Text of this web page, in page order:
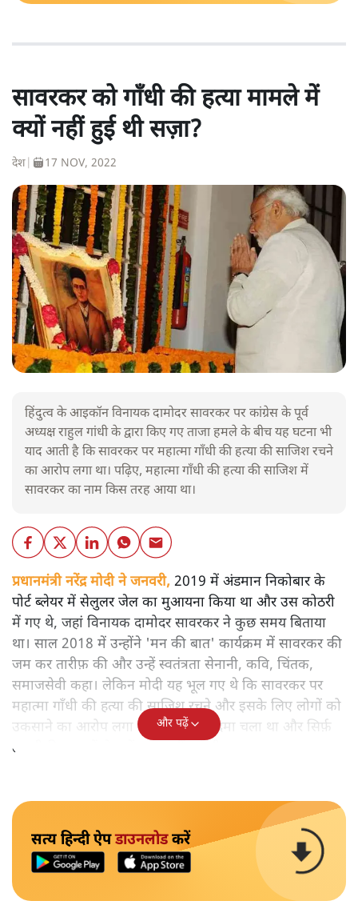
सावरकर को गाँधी की हत्या मामले में
क्यों नहीं हुई थी सज़ा?
देश 17 NOV, 2022
हिंदुत्व के आइकॉन विनायक दामोदर सावरकर पर कांग्रेस के पूर्व
अध्यक्ष राहुल गांधी के द्वारा किए गए ताजा हमले के बीच यह घटना भी
याद आती है कि सावरकर पर महात्मा गाँधी की हत्या की साजिश रचने
का आरोप लगा था। पढ़िए, महात्मा गाँधी की हत्या की साजिश में
सावरकर का नाम किस तरह आया था।
प्रधानमंत्री नरेंद्र मोदी ने जनवरी, 2019 में अंडमान निकोबार के
पोर्ट ब्लेयर में सेलुलर जेल का मुआयना किया था और उस कोठरी
में गए थे, जहां विनायक दामोदर सावरकर ने कुछ समय बिताया
था। साल 2018 में उन्होंने 'मन की बात' कार्यक्रम में सावरकर की
जम कर तारीफ़ की और उन्हें स्वतंत्रता सेनानी, कवि, चिंतक,
समाजसेवी कहा। लेकिन मोदी यह भूल गए थे कि सावरकर पर
महात्मा गाँधी की हत्या की साजिश रचने और इसके लिए लोगों को
उकसाने का आरोप लगा था, उन पर मुक़दमा चला था और सिर्फ़
तकनीकी कारणों से उन्हें सज़ा नहीं हुई थी।
और पढ़ें
सत्य हिन्दी ऐपडाउनलोडकरें